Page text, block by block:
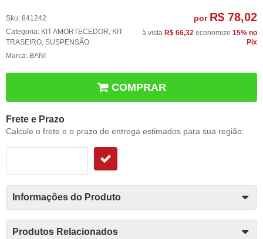
Sku: 841242
Categoria: KIT AMORTECEDOR, KIT
TRASEIRO, SUSPENSÃO
Marca: BANI
por R$ 78,02
à vista R$ 66,32 economize 15% no
Pix
COMPRAR
Frete e Prazo
Calcule o frete e o prazo de entrega estimados para sua região:
Informações do Produto
Produtos Relacionados